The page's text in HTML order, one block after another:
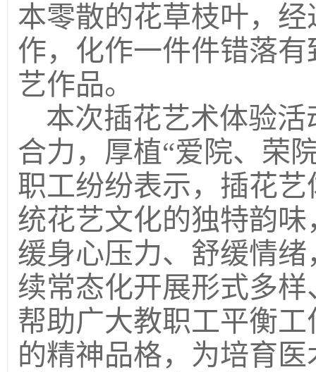
本零散的花草枝叶，
作，化作一件件错落
艺作品。
本次插花艺术体验
合力，厚植“爱院、荣
职工纷纷表示，插花
统花艺文化的独特韵
缓身心压力、舒缓情
续常态化开展形式多
帮助广大教职工平衡
的精神品格，为培育